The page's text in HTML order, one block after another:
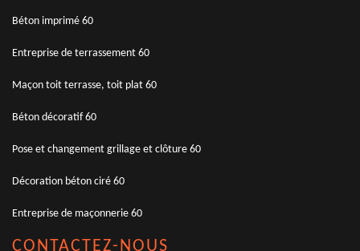
Béton imprimé 60
Entreprise de terrassement 60
Maçon toit terrasse, toit plat 60
Béton décoratif 60
Pose et changement grillage et clôture 60
Décoration béton ciré 60
Entreprise de maçonnerie 60
CONTACTEZ-NOUS